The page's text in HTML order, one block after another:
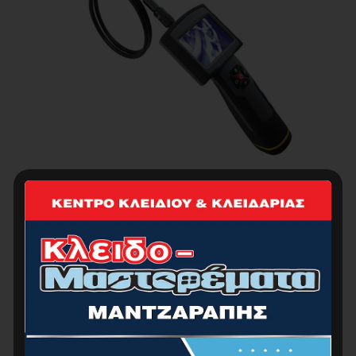
ΕΝΔΟΣΚΟΠΙΚΗ ΚΑΜΕΡΑ , 4m , 640x480p , LCD
3.5″, 4x AA ΜΠΑΤΑΡΙΕΣ
0.00€